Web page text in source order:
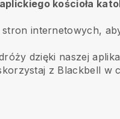
kościoła
internetowych,
dzięki naszej
z Blackbell w